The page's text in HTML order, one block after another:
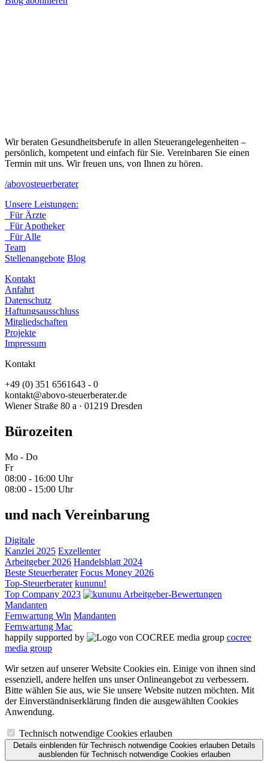
Wir beraten Gesundheitsberufe in allen Steuerangelegenheiten –
persönlich, kompetent und einfach für Sie. Vereinbaren Sie einen
Termin mit uns. Wir freuen uns, von Ihnen zu hören.
/abovosteuerberater
Unsere Leistungen:
Für Ärzte
Für Apotheker
Für Alle
Team
Stellenangebote Blog
Kontakt
Anfahrt
Datenschutz
Haftungsausschluss
Mitgliedschaften
Projekte
Impressum
Kontakt
+49 (0) 351 6561643 - 0
kontakt@abovo-steuerberater.de
Wiener Straße 80 a · 01219 Dresden
Bürozeiten
Mo - Do
Fr
08:00 - 16:00 Uhr
08:00 - 15:00 Uhr
und nach Vereinbarung
Digitale
Kanzlei 2025 Exzellenter
Arbeitgeber 2026 Handelsblatt 2024
Beste Steuerberater Focus Money 2026
Top-Steuerberater kununu!
Top Company 2023
Mandanten
Fernwartung Win Mandanten
Fernwartung Mac
happily supported by
cocree
media group
Wir setzen auf unserer Website Cookies ein. Einige von ihnen sind
essenziell, andere helfen uns unser Onlineangebot zu verbessern.
Bitte wählen Sie aus, wie Sie unsere Website nutzen möchten. Mit
der Einverständniserklärung finden die ausgewählten Cookies
Anwendung.
Technisch notwendige Cookies erlauben
Details einblendenfür Technisch notwendige Cookies erlauben Details
ausblendenfür Technisch notwendige Cookies erlauben